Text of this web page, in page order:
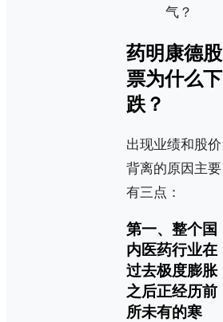
药明康德股
票为什么下
跌？
出现业绩和股价
背离的原因主要
有三点：
第一、整个国
内医药行业在
过去极度膨胀
之后正经历前
所未有的寒